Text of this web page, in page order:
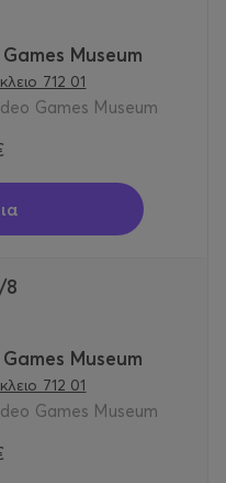
Museum
712 01
Games Museum
8
Museum
712 01
Games Museum